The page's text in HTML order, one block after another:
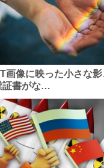
画像に映った小さな
証書がな…